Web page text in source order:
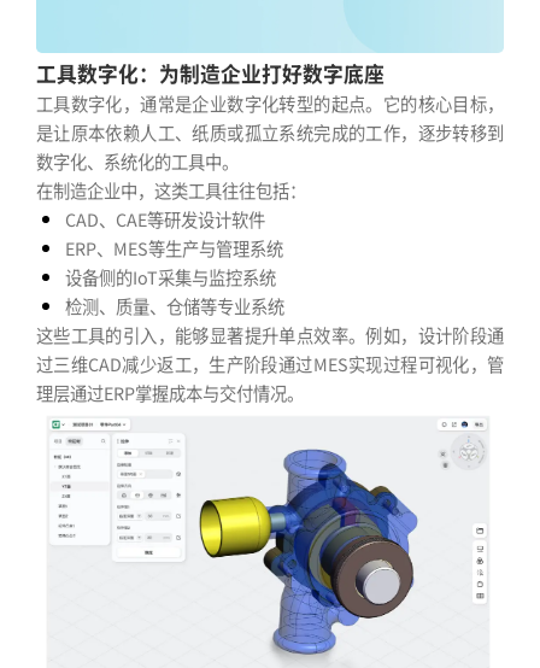
工具数字化：为制造企业打好数字底座
工具数字化，通常是企业数字化转型的起点。它的核心目标，
是让原本依赖人工、纸质或孤立系统完成的工作，逐步转移到
数字化、系统化的工具中。
在制造企业中，这类工具往往包括：
CAD、CAE等研发设计软件
ERP、MES等生产与管理系统
设备侧的IoT采集与监控系统
检测、质量、仓储等专业系统
这些工具的引入，能够显著提升单点效率。例如，设计阶段通
过三维CAD减少返工，生产阶段通过MES实现过程可视化，管
理层通过ERP掌握成本与交付情况。